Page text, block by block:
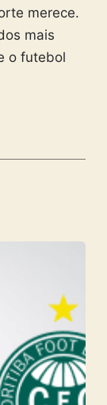
merece.
mais
o futebol